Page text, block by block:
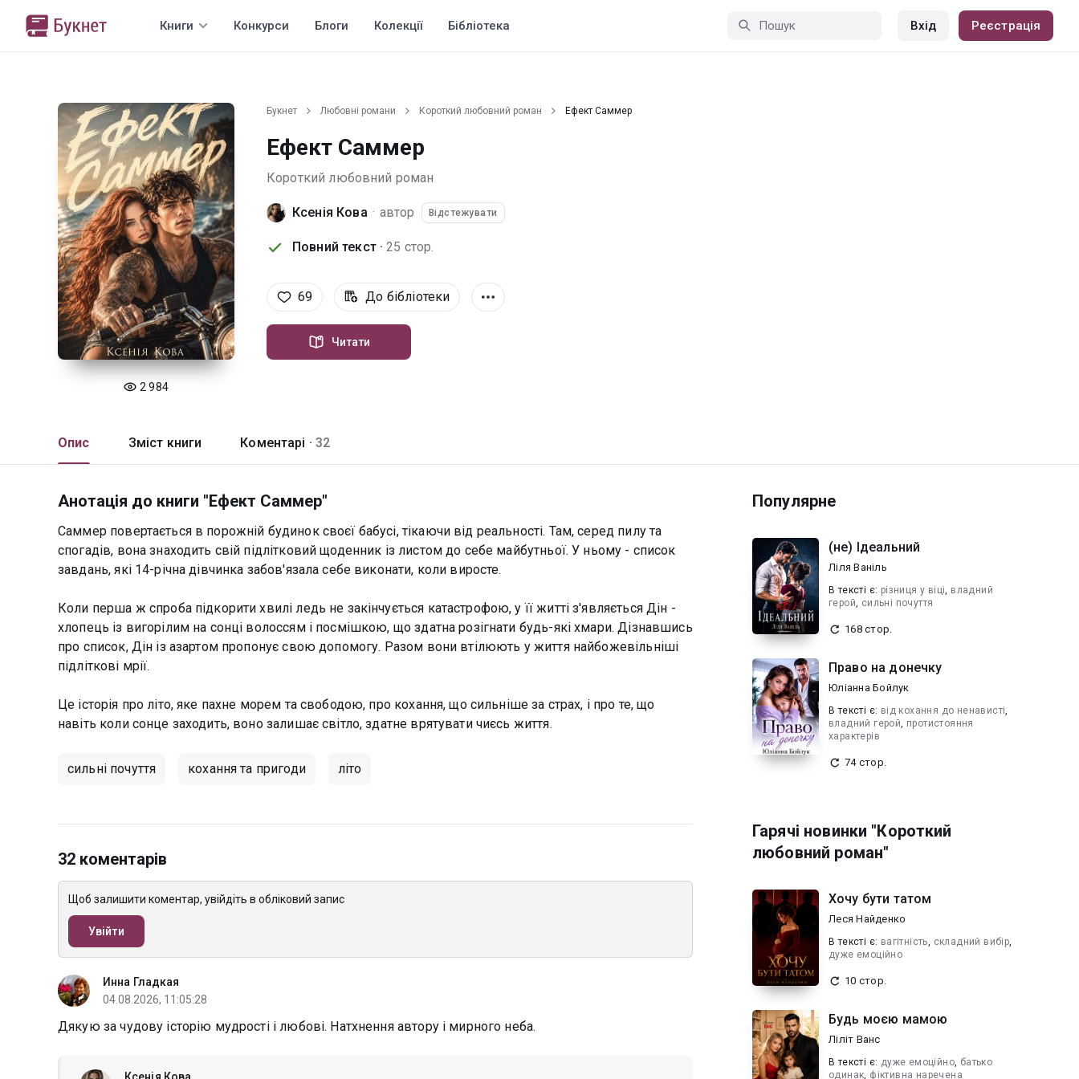
Книги Конкурси Блоги Колекції Бібліотека Вхід Реєстрація
2 984
Букнет Любовні романи Короткий любовний роман Ефект Саммер
Ефект Саммер
Короткий любовний роман
Ксенія Кова · автор Відстежувати
Повний текст · 25 стор.
69 До бібліотеки
Читати
Опис Зміст книги Коментарі · 32
Анотація до книги "Ефект Саммер"
Саммер повертається в порожній будинок своєї бабусі, тікаючи від реальності. Там, серед пилу та
спогадів, вона знаходить свій підлітковий щоденник із листом до себе майбутньої. У ньому - список
завдань, які 14-річна дівчинка забов'язала себе виконати, коли виросте.
Коли перша ж спроба підкорити хвилі ледь не закінчується катастрофою, у її житті з'являється Дін -
хлопець із вигорілим на сонці волоссям і посмішкою, що здатна розігнати будь-які хмари. Дізнавшись
про список, Дін із азартом пропонує свою допомогу. Разом вони втілюють у життя найбожевільніші
підліткові мрії.
Це історія про літо, яке пахне морем та свободою, про кохання, що сильніше за страх, і про те, що
навіть коли сонце заходить, воно залишає світло, здатне врятувати чиєсь життя.
сильні почуття кохання та пригоди літо
32 коментарів
Щоб залишити коментар, увійдіть в обліковий запис
Увійти
Инна Гладкая
04.08.2026, 11:05:28
Дякую за чудову історію мудрості і любові. Натхнення автору і мирного неба.
Популярне
(не) Ідеальний
Ліля Ваніль
В текcті є: різниця у віці, владний
герой, сильні почуття
168 стор.
Право на донечку
Юліанна Бойлук
В текcті є: від кохання до ненависті,
владний герой, протистояння
характерів
74 стор.
Гарячі новинки "Короткий
любовний роман"
Хочу бути татом
Леся Найденко
В текcті є: вагітність, складний вибір,
дуже емоційно
10 стор.
Будь моєю мамою
Ліліт Ванс
В текcті є: дуже емоційно, батько
одинак, фіктивна наречена